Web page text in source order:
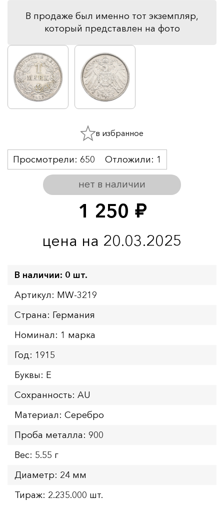
В продаже был именно тот экземпляр,
который представлен на фото
1 250 руб.
цена на 20.03.2025
нет в наличии
Просмотрели: 650 Отложили: 1
в избранное
В наличии: 0 шт.
Артикул: MW-3219
Страна: Германия
Номинал: 1 марка
Год: 1915
Буквы: Е
Сохранность: AU
Материал: Серебро
Проба металла: 900
Вес: 5.55 г
Диаметр: 24 мм
Тираж: 2.235.000 шт.